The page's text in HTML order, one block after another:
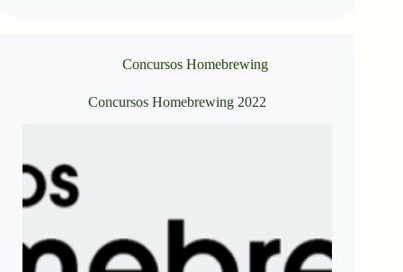
Concursos Homebrewing
Concursos Homebrewing 2022